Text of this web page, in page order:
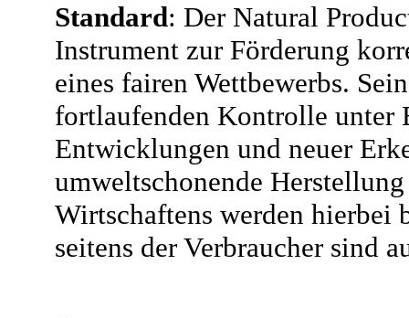
Standard: Der Natural
Instrument zur Förderung
eines fairen Wettbewerbs.
fortlaufenden Kontrolle unter
Entwicklungen und neuer
umweltschonende
Wirtschaftens werden hierbei
seitens der Verbraucher sind